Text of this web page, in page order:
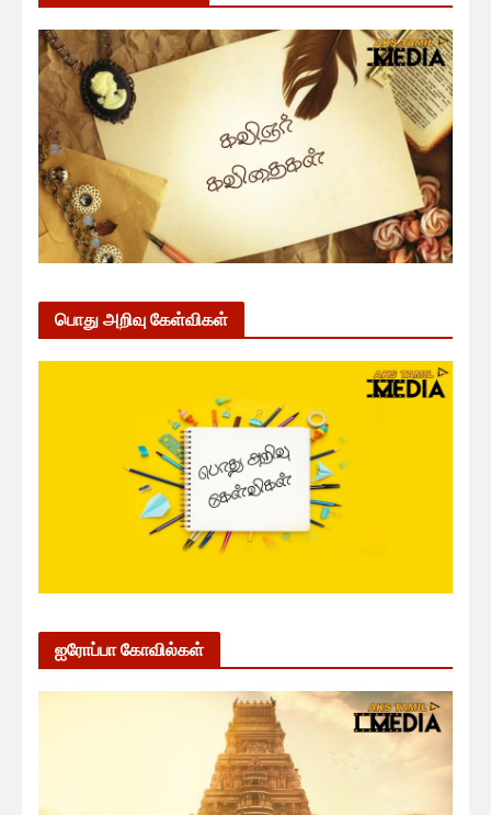
பொது அறிவு கேள்விகள்
ஐரோப்பா கோவில்கள்